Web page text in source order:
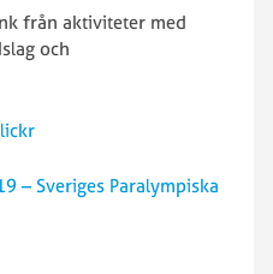
från aktiviteter med
och
– Sveriges Paralympiska